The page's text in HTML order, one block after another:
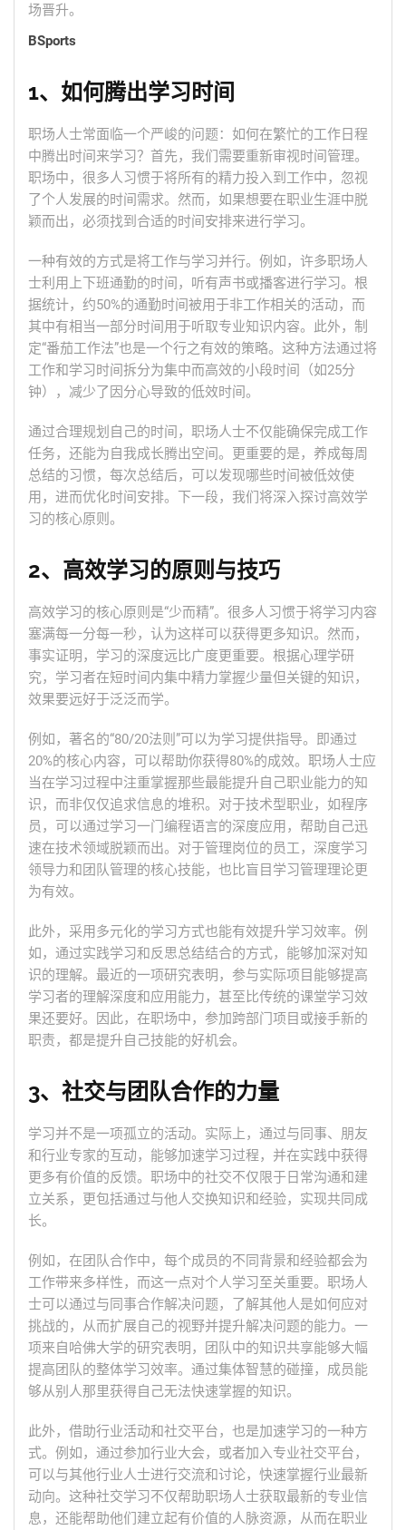
场晋升。
BSports
1、如何腾出学习时间
职场人士常面临一个严峻的问题：如何在繁忙的工作日程
中腾出时间来学习？首先，我们需要重新审视时间管理。
职场中，很多人习惯于将所有的精力投入到工作中，忽视
了个人发展的时间需求。然而，如果想要在职业生涯中脱
颖而出，必须找到合适的时间安排来进行学习。
一种有效的方式是将工作与学习并行。例如，许多职场人
士利用上下班通勤的时间，听有声书或播客进行学习。根
据统计，约50%的通勤时间被用于非工作相关的活动，而
其中有相当一部分时间用于听取专业知识内容。此外，制
定“番茄工作法”也是一个行之有效的策略。这种方法通过将
工作和学习时间拆分为集中而高效的小段时间（如25分
钟），减少了因分心导致的低效时间。
通过合理规划自己的时间，职场人士不仅能确保完成工作
任务，还能为自我成长腾出空间。更重要的是，养成每周
总结的习惯，每次总结后，可以发现哪些时间被低效使
用，进而优化时间安排。下一段，我们将深入探讨高效学
习的核心原则。
2、高效学习的原则与技巧
高效学习的核心原则是“少而精”。很多人习惯于将学习内容
塞满每一分每一秒，认为这样可以获得更多知识。然而，
事实证明，学习的深度远比广度更重要。根据心理学研
究，学习者在短时间内集中精力掌握少量但关键的知识，
效果要远好于泛泛而学。
例如，著名的“80/20法则”可以为学习提供指导。即通过
20%的核心内容，可以帮助你获得80%的成效。职场人士应
当在学习过程中注重掌握那些最能提升自己职业能力的知
识，而非仅仅追求信息的堆积。对于技术型职业，如程序
员，可以通过学习一门编程语言的深度应用，帮助自己迅
速在技术领域脱颖而出。对于管理岗位的员工，深度学习
领导力和团队管理的核心技能，也比盲目学习管理理论更
为有效。
此外，采用多元化的学习方式也能有效提升学习效率。例
如，通过实践学习和反思总结结合的方式，能够加深对知
识的理解。最近的一项研究表明，参与实际项目能够提高
学习者的理解深度和应用能力，甚至比传统的课堂学习效
果还要好。因此，在职场中，参加跨部门项目或接手新的
职责，都是提升自己技能的好机会。
3、社交与团队合作的力量
学习并不是一项孤立的活动。实际上，通过与同事、朋友
和行业专家的互动，能够加速学习过程，并在实践中获得
更多有价值的反馈。职场中的社交不仅限于日常沟通和建
立关系，更包括通过与他人交换知识和经验，实现共同成
长。
例如，在团队合作中，每个成员的不同背景和经验都会为
工作带来多样性，而这一点对个人学习至关重要。职场人
士可以通过与同事合作解决问题，了解其他人是如何应对
挑战的，从而扩展自己的视野并提升解决问题的能力。一
项来自哈佛大学的研究表明，团队中的知识共享能够大幅
提高团队的整体学习效率。通过集体智慧的碰撞，成员能
够从别人那里获得自己无法快速掌握的知识。
此外，借助行业活动和社交平台，也是加速学习的一种方
式。例如，通过参加行业大会，或者加入专业社交平台，
可以与其他行业人士进行交流和讨论，快速掌握行业最新
动向。这种社交学习不仅帮助职场人士获取最新的专业信
息，还能帮助他们建立起有价值的人脉资源，从而在职业